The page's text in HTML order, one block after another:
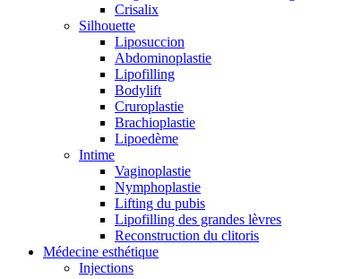
Crisalix
Silhouette
Liposuccion
Abdominoplastie
Lipofilling
Bodylift
Cruroplastie
Brachioplastie
Lipoedème
Intime
Vaginoplastie
Nymphoplastie
Lifting du pubis
Lipofilling des grandes lèvres
Reconstruction du clitoris
Médecine esthétique
Injections